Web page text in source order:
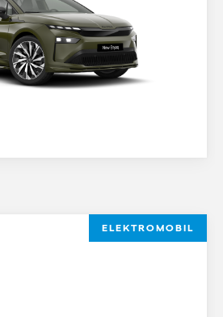
ELEKTROMOBIL